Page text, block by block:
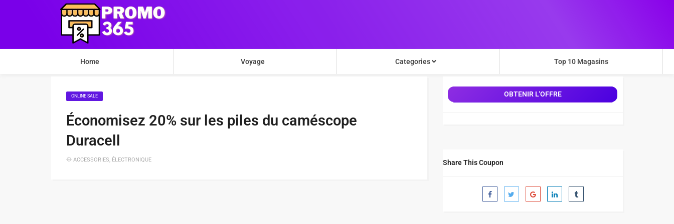
Home Voyage Categories Top 10 Magasins
ONLINE SALE
Économisez 20% sur les piles du caméscope
Duracell
ACCESSORIES, ÉLECTRONIQUE
OBTENIR L'OFFRE
Share This Coupon